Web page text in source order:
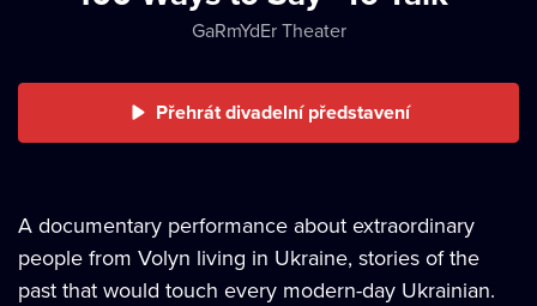
GaRmYdEr Theater
Přehrát divadelní představení
A documentary performance about extraordinary
people from Volyn living in Ukraine, stories of the
past that would touch every modern-day Ukrainian.